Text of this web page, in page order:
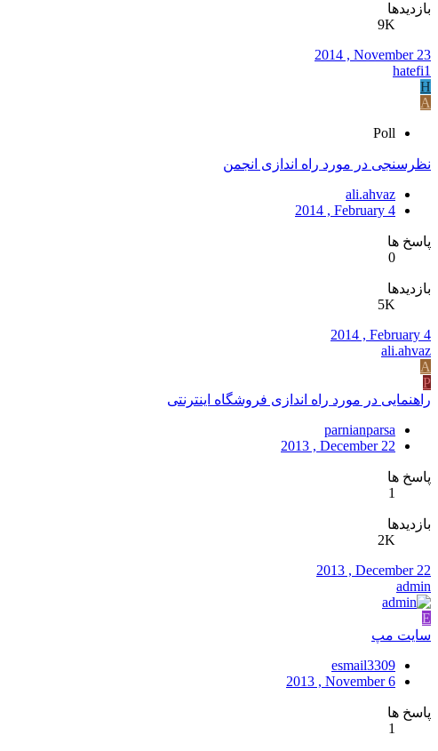
بازدیدها
9K
2014 , November 23
hatefi1
H
A
Poll
نظرسنجی در مورد راه اندازی انجمن
ali.ahvaz
2014 , February 4
پاسخ ها
0
بازدیدها
5K
2014 , February 4
ali.ahvaz
A
P
راهنمایی در مورد راه اندازی فروشگاه اینترنتی
parnianparsa
2013 , December 22
پاسخ ها
1
بازدیدها
2K
2013 , December 22
admin
E
سایت مپ
esmail3309
2013 , November 6
پاسخ ها
1